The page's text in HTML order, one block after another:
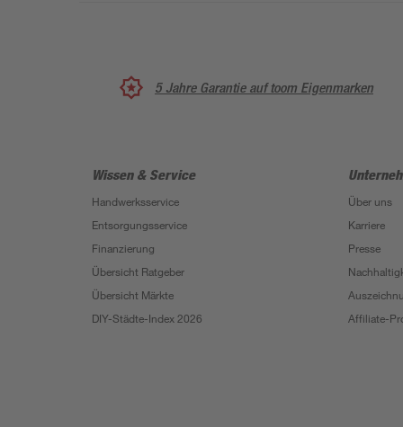
5 Jahre Garantie auf toom Eigenmarken
Wissen & Service
Handwerksservice
Entsorgungsservice
Finanzierung
Übersicht Ratgeber
Übersicht Märkte
DIY-Städte-Index 2026
Über uns
Karriere
Presse
Affiliate-